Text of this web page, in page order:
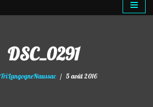
DSC_0291
TriLangogneNaussac 5 août 2016